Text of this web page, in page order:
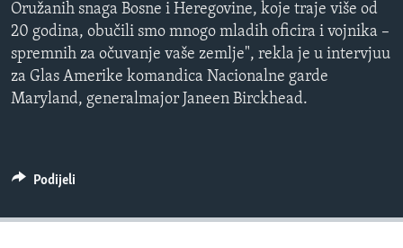
Jezici
Oružanih snaga Bosne i Heregovine, koje traje više od
20 godina, obučili smo mnogo mladih oficira i vojnika –
spremnih za očuvanje vaše zemlje", rekla je u intervjuu
za Glas Amerike komandica Nacionalne garde
Maryland, generalmajor Janeen Birckhead.
Podijeli